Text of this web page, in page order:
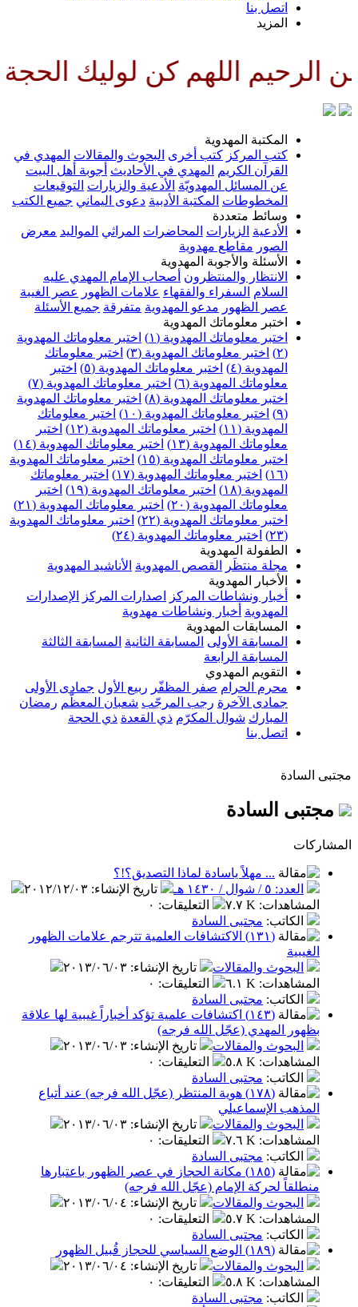
اتصل بنا
المزيد
اللهم كن لوليك الحجة
المكتبة المهدوية
كتب المركز كتب أخرى البحوث والمقالات المهدي في
القرآن الكريم
المهدي في الأحاديث أجوبة أهل البيت
عن المسائل المهدويّة الأدعية والزيارات التوقيعات
المخطوطات المكتبة الأدبية دعوى اليماني جميع الكتب
وسائط متعددة
الأدعية الزيارات المحاضرات المراثي المواليد معرض
الصور مقاطع مهدوية
الأسئلة والأجوبة المهدوية
الانتظار والمنتظرون أصحاب الإمام المهدي عليه
السلام السفراء والفقهاء علامات الظهور
عصر الغيبة
عصر الظهور مدعو المهدوية متفرقة جميع الأسئلة
اختبر معلوماتك المهدوية
اختبر معلوماتك المهدوية (١)
اختبر معلوماتك المهدوية
(٢)
اختبر معلوماتك المهدوية (٣)
اختبر معلوماتك
المهدوية (٤)
اختبر معلوماتك المهدوية (٥)
اختبر
معلوماتك المهدوية (٦)
اختبر معلوماتك المهدوية (٧)
اختبر معلوماتك المهدوية (٨)
اختبر معلوماتك المهدوية
(٩)
اختبر معلوماتك المهدوية (١٠)
اختبر معلوماتك
المهدوية (١١)
اختبر معلوماتك المهدوية (١٢)
اختبر
معلوماتك المهدوية (١٣)
اختبر معلوماتك المهدوية (١٤)
اختبر معلوماتك المهدوية (١٥)
اختبر معلوماتك المهدوية
(١٦)
اختبر معلوماتك المهدوية (١٧)
اختبر معلوماتك
المهدوية (١٨)
اختبر معلوماتك المهدوية (١٩)
اختبر
معلوماتك المهدوية (٢٠)
اختبر معلوماتك المهدوية (٢١)
اختبر معلوماتك المهدوية (٢٢)
اختبر معلوماتك المهدوية
(٢٣)
اختبر معلوماتك المهدوية (٢٤)
الطفولة المهدوية
مجلة منتظَر
القصص المهدوية الأناشيد المهدوية
الأخبار المهدوية
أخبار ونشاطات المركز
اصدارات المركز
الإصدارات
المهدوية أخبار ونشاطات مهدوية
المسابقات المهدوية
المسابقة الأولى المسابقة الثانية المسابقة الثالثة
المسابقة الرابعة
التقويم المهدوي
محرم الحرام صفر المظفّر ربيع الأول جمادى الأولى
جمادى الآخرة رجب المرجّب شعبان المعظّم رمضان
المبارك شوال المكرّم ذي القعدة ذي الحجة
اتصل بنا
مجتبى السادة
مجتبى السادة
المشاركات
... مهلاً ياسادة لماذا التصديق؟!؟
العدد: ٥ / شوال / ١٤٣٠ هـ
تاريخ الإنشاء: ٢٠١٢/١٢/٠٣
المشاهدات: ٧.٧ K التعليقات: ٠
الكاتب: مجتبى السادة
(١٣١) الاكتشافات العلمية تترجم علامات الظهور
الغيبية
البحوث والمقالات
تاريخ الإنشاء: ٢٠١٣/٠٦/٠٣
المشاهدات: ٦.١ K التعليقات: ٠
الكاتب: مجتبى السادة
(١٤٣) اكتشافات علمية تؤكد أخباراً غيبية لها علاقة
بظهور المهدي (عجّل الله فرجه)
البحوث والمقالات
تاريخ الإنشاء: ٢٠١٣/٠٦/٠٣
المشاهدات: ٥.٨ K التعليقات: ٠
الكاتب: مجتبى السادة
(١٧٨) هوية المنتظر (عجّل الله فرجه) عند أتباع
المذهب الإسماعيلي
البحوث والمقالات
تاريخ الإنشاء: ٢٠١٣/٠٦/٠٣
المشاهدات: ٧.٦ K التعليقات: ٠
الكاتب: مجتبى السادة
(١٨٥) مكانة الحجاز في عصر الظهور باعتبارها
منطلقاً لحركة الإمام (عجّل الله فرجه)
البحوث والمقالات
تاريخ الإنشاء: ٢٠١٣/٠٦/٠٤
المشاهدات: ٥.٧ K التعليقات: ٠
الكاتب: مجتبى السادة
(١٨٩) الوضع السياسي للحجاز قُبيل الظهور
البحوث والمقالات
تاريخ الإنشاء: ٢٠١٣/٠٦/٠٤
المشاهدات: ٥.٨ K التعليقات: ٠
الكاتب: مجتبى السادة